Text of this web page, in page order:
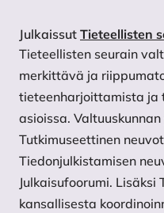
sisällyttämistä osaksi
viesti on: ketään ei saa
yhteisöllinen
asiantuntijatyölle ja
Julkaissut Tieteellisten
Tieteellisten seurain
merkittävä ja
tieteenharjoittamista ja
asioissa.
Tutkimuseettinen
Tiedonjulkistamisen
Julkaisufoorumi.
kansallisesta